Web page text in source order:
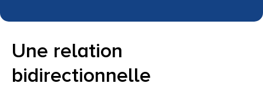
Une relation
bidirectionnelle